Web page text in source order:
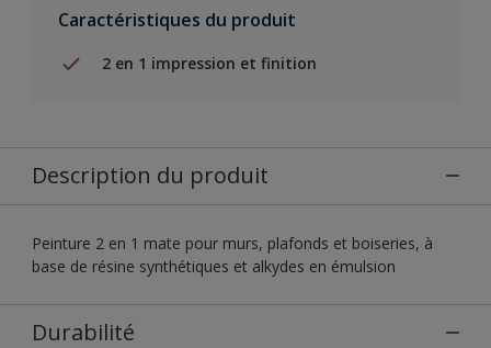
Caractéristiques du produit
2 en 1 impression et finition
Description du produit
Peinture 2 en 1 mate pour murs, plafonds et boiseries, à
base de résine synthétiques et alkydes en émulsion
Durabilité